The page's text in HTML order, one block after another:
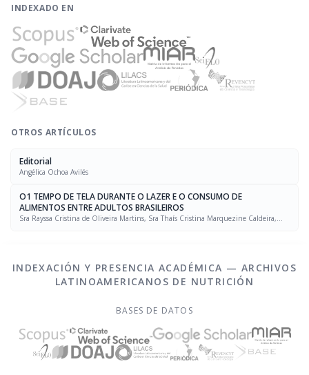
INDEXADO EN
OTROS ARTÍCULOS
Editorial
Angélica Ochoa Avilés
O1 TEMPO DE TELA DURANTE O LAZER E O CONSUMO DE
ALIMENTOS ENTRE ADULTOS BRASILEIROS
Sra Rayssa Cristina de Oliveira Martins, Sra Thaís Cristina Marquezine Caldeira,
INDEXACIÓN Y PRESENCIA ACADÉMICA — ARCHIVOS
LATINOAMERICANOS DE NUTRICIÓN
BASES DE DATOS